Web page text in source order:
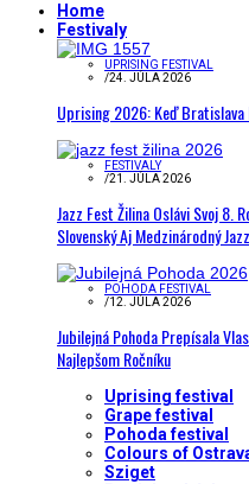
Home
Festivaly
UPRISING FESTIVAL
/24. JÚLA 2026
Uprising 2026: Keď Bratislava
FESTIVALY
/21. JÚLA 2026
Jazz Fest Žilina Oslávi Svoj 8.
Slovenský Aj Medzinárodný Jazz
POHODA FESTIVAL
/12. JÚLA 2026
Jubilejná Pohoda Prepísala
Najlepšom Ročníku
Uprising festival
Grape festival
Pohoda festival
Colours of
Sziget